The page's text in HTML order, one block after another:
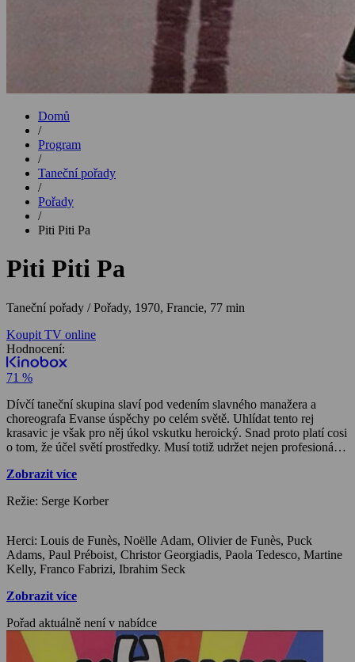
Domů
/
Program
/
Taneční pořady
/
Pořady
/
Piti Piti Pa
Piti Piti Pa
Taneční pořady / Pořady, 1970, Francie, 77 min
Koupit TV online
Hodnocení:
71 %
Dívčí taneční skupina slaví pod vedením slavného manažera a
choreografa Evanse úspěchy po celém světě. Uhlídat tento rej
krasavic je však pro něj úkol vskutku heroický. Snad proto platí cosi
o tom, že účel světí prostředky. Musí totiž udržet nejen profesionální
manželství, sňatek, dítě nebo cokoliv z toho – což pro dívku
pro soubor narušení disciplíny.
Zobrazit více
Režie: Serge Korber
Herci: Louis de Funès, Noëlle Adam, Olivier de Funès, Puck
Adams, Paul Préboist, Christor Georgiadis, Paola Tedesco, Martine
Kelly, Franco Fabrizi, Ibrahim Seck
Zobrazit více
Pořad aktuálně není v nabídce